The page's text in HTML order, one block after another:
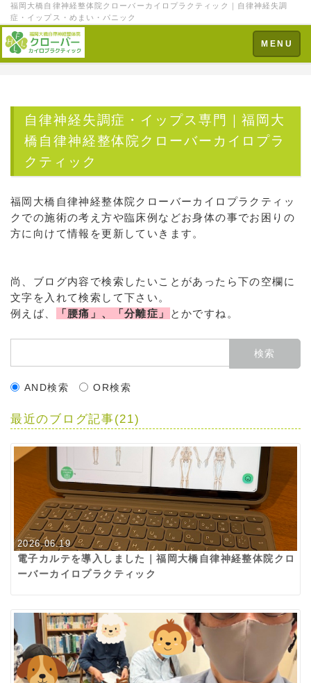
福岡大橋自律神経整体院クローバーカイロプラクティック｜自律神経失調
症・イップス・めまい・パニック
Toggle
navigation
MENU
自律神経失調症・イップス専門｜福岡大
橋自律神経整体院クローバーカイロプラ
クティック
福岡大橋自律神経整体院クローバーカイロプラクティッ
クでの施術の考え方や臨床例などお身体の事でお困りの
方に向けて情報を更新していきます。
尚、ブログ内容で検索したいことがあったら下の空欄に
文字を入れて検索して下さい。
例えば、
「腰痛」、「分離症」 とかですね。
AND検索 OR検索
最近のブログ記事(21)
2026.06.19
電子カルテを導入しました｜福岡大橋自律神経整体院クロ
ーバーカイロプラクティック